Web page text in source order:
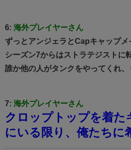
6: 海外プレイヤーさん
ずっとアンジェラとCapキャップメ
シーズン7からはストラテジストに
誰か他の人がタンクをやってくれ、
7: 海外プレイヤーさん
クロップトップを着た
にいる限り、俺たちに